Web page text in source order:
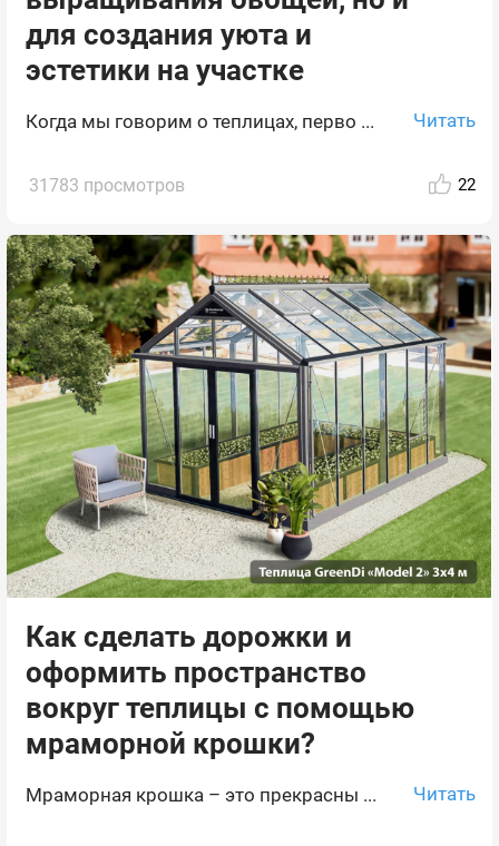
для создания уюта и
эстетики на участке
Когда мы говорим о теплицах, перво ... Читать
31783 просмотров 22
Как сделать дорожки и
оформить пространство
вокруг теплицы с помощью
мраморной крошки?
Мраморная крошка – это прекрасны ... Читать